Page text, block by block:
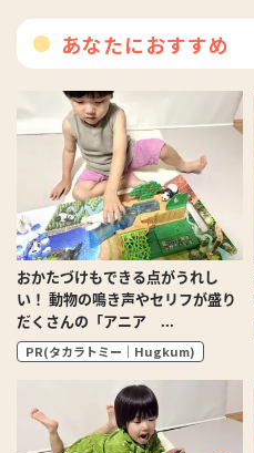
あなたにおすすめ
おかたづけもできる点がうれし
い！ 動物の鳴き声やセリフが盛り
だくさんの「アニア ...
PR(タカラトミー｜Hugkum)